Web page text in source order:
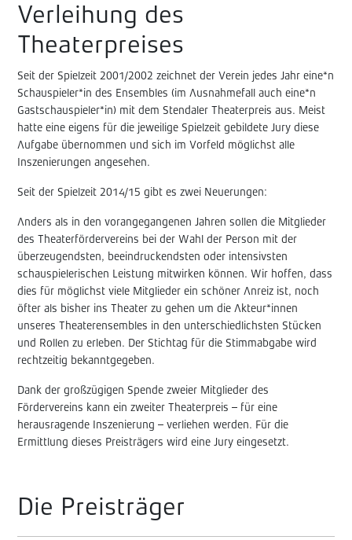
Verleihung des
Theaterpreises
Seit der Spielzeit 2001/2002 zeichnet der Verein jedes Jahr eine*n
Schauspieler*in des Ensembles (im Ausnahmefall auch eine*n
Gastschauspieler*in) mit dem Stendaler Theaterpreis aus. Meist
hatte eine eigens für die jeweilige Spielzeit gebildete Jury diese
Aufgabe übernommen und sich im Vorfeld möglichst alle
Inszenierungen angesehen.
Seit der Spielzeit 2014/15 gibt es zwei Neuerungen:
Anders als in den vorangegangenen Jahren sollen die Mitglieder
des Theaterfördervereins bei der Wahl der Person mit der
überzeugendsten, beeindruckendsten oder intensivsten
schauspielerischen Leistung mitwirken können. Wir hoffen, dass
dies für möglichst viele Mitglieder ein schöner Anreiz ist, noch
öfter als bisher ins Theater zu gehen um die Akteur*innen
unseres Theaterensembles in den unterschiedlichsten Stücken
und Rollen zu erleben. Der Stichtag für die Stimmabgabe wird
rechtzeitig bekanntgegeben.
Dank der großzügigen Spende zweier Mitglieder des
Fördervereins kann ein zweiter Theaterpreis – für eine
herausragende Inszenierung – verliehen werden. Für die
Ermittlung dieses Preisträgers wird eine Jury eingesetzt.
Die Preisträger